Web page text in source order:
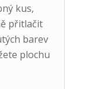
kus,
přitlačit
barev
plochu